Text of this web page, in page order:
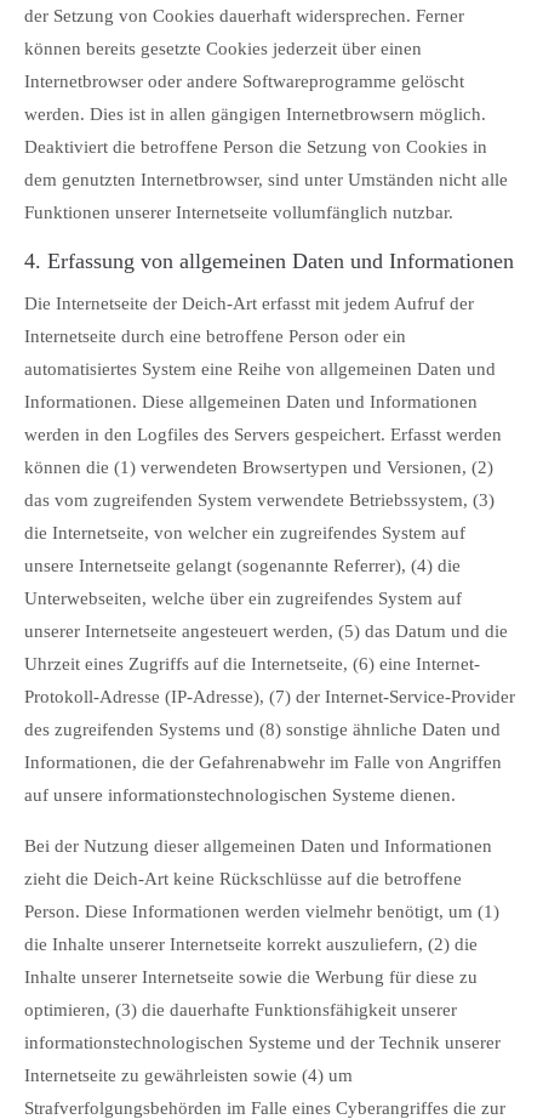
der Setzung von Cookies dauerhaft widersprechen. Ferner
können bereits gesetzte Cookies jederzeit über einen
Internetbrowser oder andere Softwareprogramme gelöscht
werden. Dies ist in allen gängigen Internetbrowsern möglich.
Deaktiviert die betroffene Person die Setzung von Cookies in
dem genutzten Internetbrowser, sind unter Umständen nicht alle
Funktionen unserer Internetseite vollumfänglich nutzbar.
4. Erfassung von allgemeinen Daten und Informationen
Die Internetseite der Deich-Art erfasst mit jedem Aufruf der
Internetseite durch eine betroffene Person oder ein
automatisiertes System eine Reihe von allgemeinen Daten und
Informationen. Diese allgemeinen Daten und Informationen
werden in den Logfiles des Servers gespeichert. Erfasst werden
können die (1) verwendeten Browsertypen und Versionen, (2)
das vom zugreifenden System verwendete Betriebssystem, (3)
die Internetseite, von welcher ein zugreifendes System auf
unsere Internetseite gelangt (sogenannte Referrer), (4) die
Unterwebseiten, welche über ein zugreifendes System auf
unserer Internetseite angesteuert werden, (5) das Datum und die
Uhrzeit eines Zugriffs auf die Internetseite, (6) eine Internet-
Protokoll-Adresse (IP-Adresse), (7) der Internet-Service-Provider
des zugreifenden Systems und (8) sonstige ähnliche Daten und
Informationen, die der Gefahrenabwehr im Falle von Angriffen
auf unsere informationstechnologischen Systeme dienen.
Bei der Nutzung dieser allgemeinen Daten und Informationen
zieht die Deich-Art keine Rückschlüsse auf die betroffene
Person. Diese Informationen werden vielmehr benötigt, um (1)
die Inhalte unserer Internetseite korrekt auszuliefern, (2) die
Inhalte unserer Internetseite sowie die Werbung für diese zu
optimieren, (3) die dauerhafte Funktionsfähigkeit unserer
informationstechnologischen Systeme und der Technik unserer
Internetseite zu gewährleisten sowie (4) um
Strafverfolgungsbehörden im Falle eines Cyberangriffes die zur